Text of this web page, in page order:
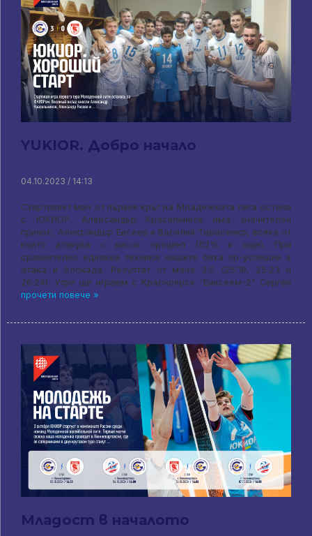
YUKIOR. Добро начало
04.10.2023 / 14:13
Стартовият мач от първия кръг на Младежката лига остана
с ЮКИОР. Александър Красилников има значителен
принос, Александър Евсеев и Василий Тарасенко, всяка от
които атакува с висок процент (62% и още). При
сравнително еднаква техника нашите бяха по-успешни в
атака и блокада. Резултат от мача 3:0 (25:18, 25:23 и
26:24). Утре ще играем с Красноярск “Енисеем-2” Сергей
прочети повече »
Младост в началото